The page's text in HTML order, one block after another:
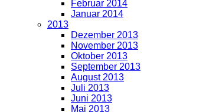
Februar 2014
Januar 2014
2013
Dezember 2013
November 2013
Oktober 2013
September 2013
August 2013
Juli 2013
Juni 2013
Mai 2013